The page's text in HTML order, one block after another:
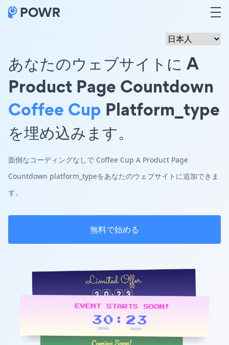
あなたのウェブサイトに A
Product Page Countdown
Coffee Cup Platform_type
を埋め込みます。
面倒なコーディングなしで Coffee Cup A Product Page
Countdown platform_typeをあなたのウェブサイトに追加できま
す。
無料で始める